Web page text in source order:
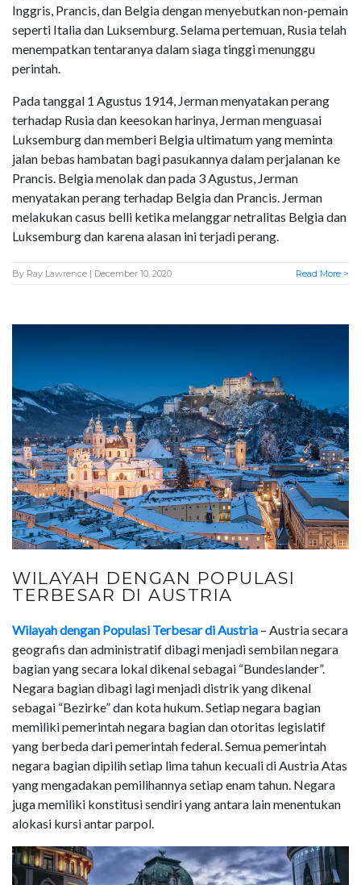
Inggris, Prancis, dan Belgia dengan menyebutkan non-pemain
seperti Italia dan Luksemburg. Selama pertemuan, Rusia telah
menempatkan tentaranya dalam siaga tinggi menunggu
perintah.
Pada tanggal 1 Agustus 1914, Jerman menyatakan perang
terhadap Rusia dan keesokan harinya, Jerman menguasai
Luksemburg dan memberi Belgia ultimatum yang meminta
jalan bebas hambatan bagi pasukannya dalam perjalanan ke
Prancis. Belgia menolak dan pada 3 Agustus, Jerman
menyatakan perang terhadap Belgia dan Prancis. Jerman
melakukan casus belli ketika melanggar netralitas Belgia dan
Luksemburg dan karena alasan ini terjadi perang.
By Ray Lawrence | December 10, 2020 Read More >
WILAYAH DENGAN POPULASI
TERBESAR DI AUSTRIA
Wilayah dengan Populasi Terbesar di Austria – Austria secara
geografis dan administratif dibagi menjadi sembilan negara
bagian yang secara lokal dikenal sebagai “Bundeslander”.
Negara bagian dibagi lagi menjadi distrik yang dikenal
sebagai “Bezirke” dan kota hukum. Setiap negara bagian
memiliki pemerintah negara bagian dan otoritas legislatif
yang berbeda dari pemerintah federal. Semua pemerintah
negara bagian dipilih setiap lima tahun kecuali di Austria Atas
yang mengadakan pemilihannya setiap enam tahun. Negara
juga memiliki konstitusi sendiri yang antara lain menentukan
alokasi kursi antar parpol.